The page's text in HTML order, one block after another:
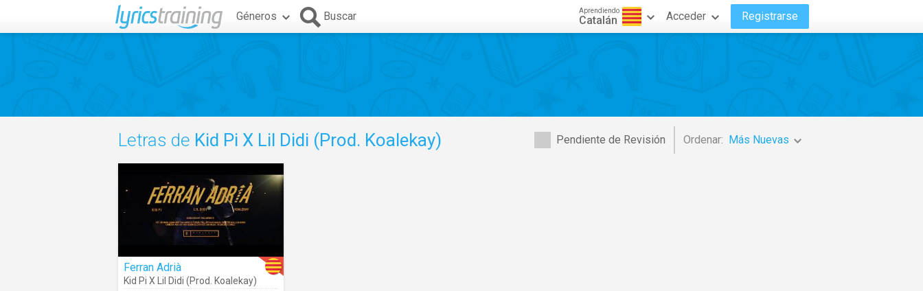
Géneros Buscar Aprendiendo
Catalán Acceder Registrarse
Pendiente de Revisión Ordenar: Más Nuevas
Letras de Kid Pi X Lil Didi (Prod. Koalekay)
Ferran Adrià
Kid Pi X Lil Didi (Prod. Koalekay)